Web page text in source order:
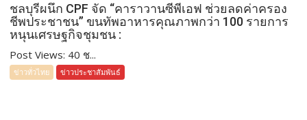
ชลบุรีผนึก CPF จัด “คาราวานซีพีเอฟ ช่วยลดค่าครอง
ชีพประชาชน” ขนทัพอาหารคุณภาพกว่า 100 รายการ
หนุนเศรษฐกิจชุมชน :
Post Views: 40 ช...
ข่าวทั่วไทย ข่าวประชาสัมพันธ์